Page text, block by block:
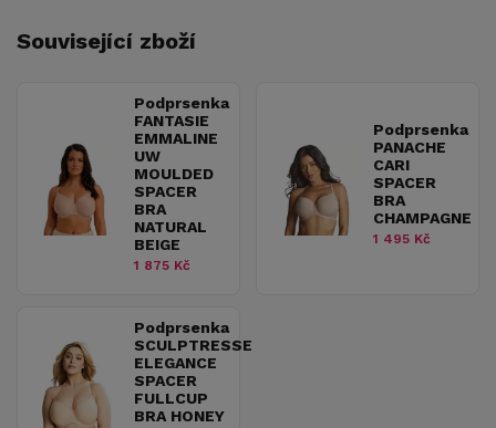
Související zboží
Podprsenka
FANTASIE
EMMALINE
UW
MOULDED
SPACER
BRA
NATURAL
BEIGE
1 875 Kč
Podprsenka
PANACHE
CARI
SPACER
BRA
CHAMPAGNE
1 495 Kč
Podprsenka
SCULPTRESSE
ELEGANCE
SPACER
FULLCUP
BRA HONEY